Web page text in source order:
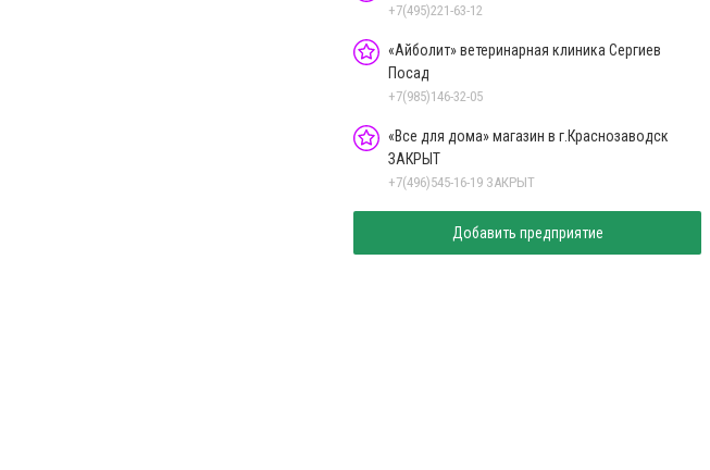
+7(495)221-63-12
«Айболит» ветеринарная клиника Сергиев
Посад
+7(985)146-32-05
«Все для дома» магазин в г.Краснозаводск
ЗАКРЫТ
+7(496)545-16-19 ЗАКРЫТ
Добавить предприятие